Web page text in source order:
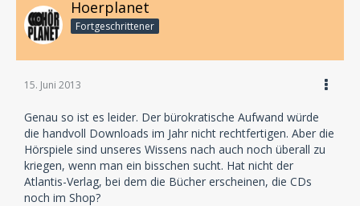
Hoerplanet
Fortgeschrittener
15. Juni 2013
Genau so ist es leider. Der bürokratische Aufwand würde
die handvoll Downloads im Jahr nicht rechtfertigen. Aber die
Hörspiele sind unseres Wissens nach auch noch überall zu
kriegen, wenn man ein bisschen sucht. Hat nicht der
Atlantis-Verlag, bei dem die Bücher erscheinen, die CDs
noch im Shop?